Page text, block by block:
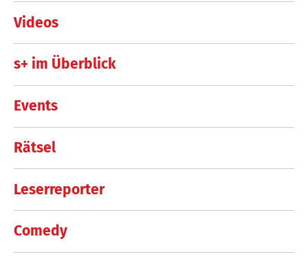
Videos
s+ im Überblick
Events
Rätsel
Leserreporter
Comedy